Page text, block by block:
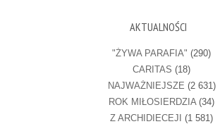
AKTUALNOŚCI
"ŻYWA PARAFIA" (290)
CARITAS (18)
NAJWAŻNIEJSZE (2 631)
ROK MIŁOSIERDZIA (34)
Z ARCHIDIECEJI (1 581)